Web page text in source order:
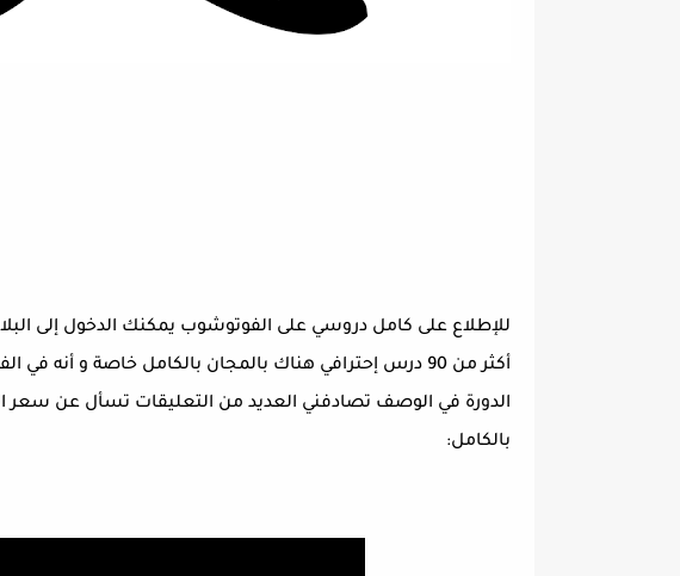
للإطلاع على كامل دروسي على الفوتوشوب يمكنك الدخول إلى
أكثر من 90 درس إحترافي هناك بالمجان بالكامل خاصة و أنه
الدورة في الوصف تصادفني العديد من التعليقات تسأل عن سعر
بالكامل: